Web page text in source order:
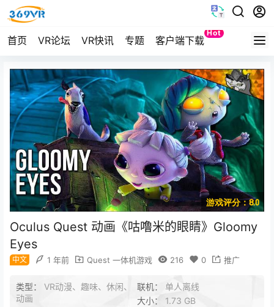
首页 VR论坛 VR快讯 专题 客户端下载
Hot
Quest
游戏评分：8.0
Oculus Quest 动画《咕噜米的眼睛》Gloomy
Eyes
中文 1 年前 Quest 一体机游戏 216 0 推广
类型： VR动漫、趣味、休闲、
动画
联机： 单人离线
大小： 1.73 GB